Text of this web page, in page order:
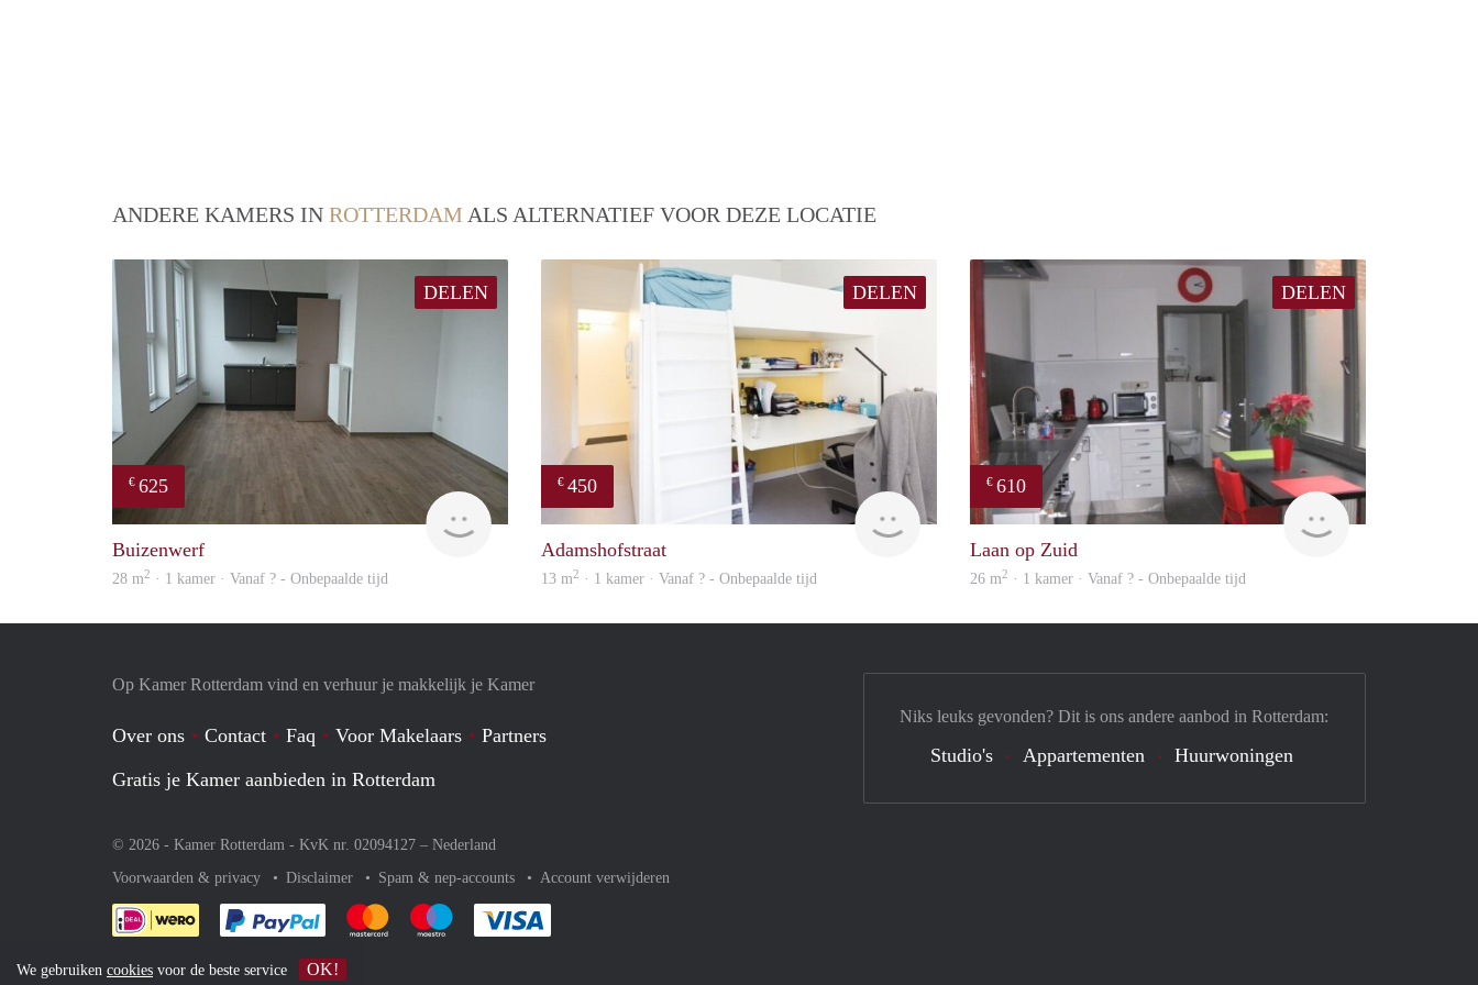
ANDERE KAMERS IN ROTTERDAM ALS ALTERNATIEF VOOR DEZE LOCATIE
DELEN
€ 625
Buizenwerf
28 m2 · 1 kamer · Vanaf ? - Onbepaalde tijd
DELEN
€ 450
rent
Adamshofstraat
13 m2 · 1 kamer · Vanaf ? - Onbepaalde tijd
DELEN
€ 610
finder
Laan op Zuid
26 m2 · 1 kamer · Vanaf ? - Onbepaalde tijd
Op Kamer Rotterdam vind en verhuur je makkelijk je Kamer
Over ons Contact Faq Voor Makelaars
Partners
Gratis je Kamer aanbieden in Rotterdam
© 2026 - Kamer Rotterdam - KvK nr. 02094127 – Nederland
Voorwaarden & privacy
Disclaimer Spam & nep-accounts Account verwijderen
Je rekent gemakkelijk af met Paypal
Je rekent gemakkelijk af met Mastercard
Je rekent gemakkelijk af met Meastro
Niks leuks gevonden? Dit is ons andere aanbod in Rotterdam:
Studio's Appartementen Huurwoningen
We gebruiken cookies voor de beste service OK!